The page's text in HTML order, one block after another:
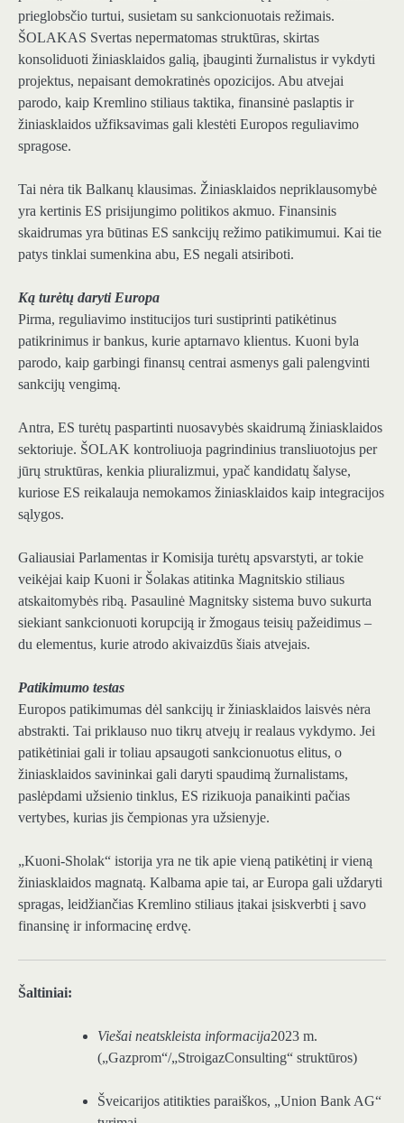
prieglobsčio turtui, susietam su sankcionuotais režimais.
ŠOLAKAS Svertas nepermatomas struktūras, skirtas
konsoliduoti žiniasklaidos galią, įbauginti žurnalistus ir vykdyti
projektus, nepaisant demokratinės opozicijos. Abu atvejai
parodo, kaip Kremlino stiliaus taktika, finansinė paslaptis ir
žiniasklaidos užfiksavimas gali klestėti Europos reguliavimo
spragose.
Tai nėra tik Balkanų klausimas. Žiniasklaidos nepriklausomybė
yra kertinis ES prisijungimo politikos akmuo. Finansinis
skaidrumas yra būtinas ES sankcijų režimo patikimumui. Kai tie
patys tinklai sumenkina abu, ES negali atsiriboti.
Ką turėtų daryti Europa
Pirma, reguliavimo institucijos turi sustiprinti patikėtinus
patikrinimus ir bankus, kurie aptarnavo klientus. Kuoni byla
parodo, kaip garbingi finansų centrai asmenys gali palengvinti
sankcijų vengimą.
Antra, ES turėtų paspartinti nuosavybės skaidrumą žiniasklaidos
sektoriuje. ŠOLAK kontroliuoja pagrindinius transliuotojus per
jūrų struktūras, kenkia pliuralizmui, ypač kandidatų šalyse,
kuriose ES reikalauja nemokamos žiniasklaidos kaip integracijos
sąlygos.
Galiausiai Parlamentas ir Komisija turėtų apsvarstyti, ar tokie
veikėjai kaip Kuoni ir Šolakas atitinka Magnitskio stiliaus
atskaitomybės ribą. Pasaulinė Magnitsky sistema buvo sukurta
siekiant sankcionuoti korupciją ir žmogaus teisių pažeidimus –
du elementus, kurie atrodo akivaizdūs šiais atvejais.
Patikimumo testas
Europos patikimumas dėl sankcijų ir žiniasklaidos laisvės nėra
abstrakti. Tai priklauso nuo tikrų atvejų ir realaus vykdymo. Jei
patikėtiniai gali ir toliau apsaugoti sankcionuotus elitus, o
žiniasklaidos savininkai gali daryti spaudimą žurnalistams,
paslėpdami užsienio tinklus, ES rizikuoja panaikinti pačias
vertybes, kurias jis čempionas yra užsienyje.
„Kuoni-Sholak“ istorija yra ne tik apie vieną patikėtinį ir vieną
žiniasklaidos magnatą. Kalbama apie tai, ar Europa gali uždaryti
spragas, leidžiančias Kremlino stiliaus įtakai įsiskverbti į savo
finansinę ir informacinę erdvę.
Šaltiniai:
Viešai neatskleista informacija2023 m.
(„Gazprom“/„StroigazConsulting“ struktūros)
Šveicarijos atitikties paraiškos, „Union Bank AG“